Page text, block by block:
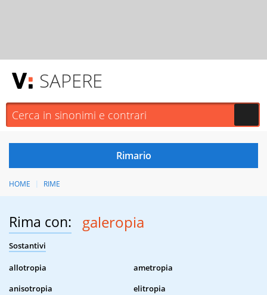
SAPERE
HOME RIME
Rima con: galeropia
Sostantivi
allotropia
ametropia
anisotropia
elitropia